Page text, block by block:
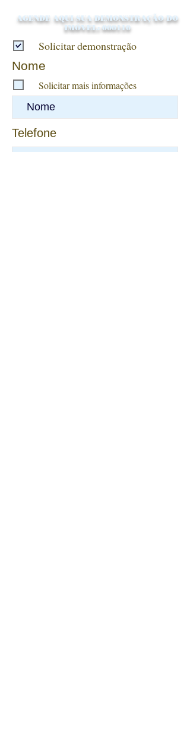
AGENDE AQUI SUA DEMONSTRAÇÃO DO
IMÓVEL: 000110
Solicitar demonstração
Nome
Solicitar mais informações
Telefone